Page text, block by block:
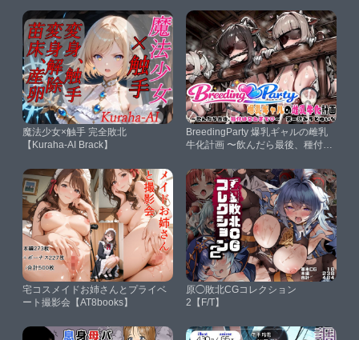
魔法少女×触手 完全敗北
【Kuraha-AI Brack】
BreedingParty 爆乳ギャルの雌乳
牛化計画 〜飲んだら最後、種付け
な【FudooManken】
宅コスメイドお姉さんとプライベ
ート撮影会【AT8books】
原◯敗北CGコレクション
2【F/T】